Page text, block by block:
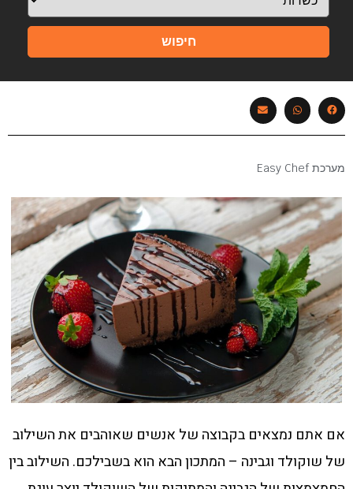
חיפוש
מערכת Easy Chef
אם אתם נמצאים בקבוצה של אנשים שאוהבים את השילוב
של שוקולד וגבינה – המתכון הבא הוא בשבילכם. השילוב בין